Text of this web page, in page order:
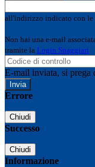
all'indirizzo indicato con le
Non hai una e-mail
tramite la Login Spaggiari
E-mail inviata, si prega
Errore
Chiudi
Successo
Chiudi
Informazione